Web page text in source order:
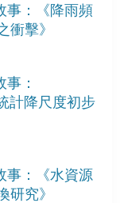
事：《降雨頻
衝擊》
：
計降尺度初步
事：《水資源
研究》